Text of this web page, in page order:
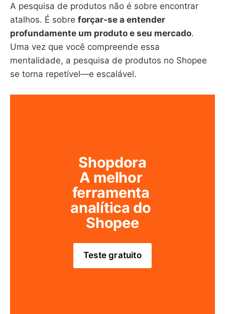
A pesquisa de produtos não é sobre encontrar
atalhos. É sobre forçar-se a entender
profundamente um produto e seu mercado.
Uma vez que você compreende essa
mentalidade, a pesquisa de produtos no Shopee
se torna repetível—e escalável.
Shopdora
A melhor
ferramenta
analítica do
Shopee
Teste gratuito